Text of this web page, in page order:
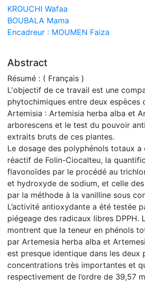
KROUCHI Wafaa
BOUBALA Mama
Encadreur : MOUMEN Faiza
Abstract
Résumé : ( Français )
L'objectif de ce travail est une
phytochimiques entre deux espèces
Artemisia : Artemisia herba alba et
arborescens et le test du pouvoir
extraits bruts de ces plantes.
Le dosage des polyphénols totaux a
réactif de Folin-Ciocalteu, la
flavonoïdes par le procédé au
et hydroxyde de sodium, et celle
par la méthode à la vanilline sous
L’activité antioxydante a été testée
piégeage des radicaux libres DPPH.
montrent que la teneur en phénols
par Artemesia herba alba et
est presque identique dans les deux
concentrations très importantes et
respectivement de l’ordre de 39,57